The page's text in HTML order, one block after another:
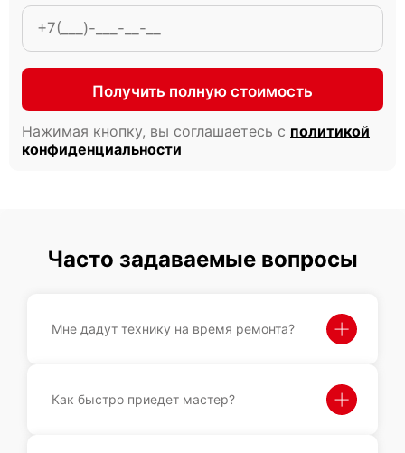
Получить полную стоимость
Нажимая кнопку, вы соглашаетесь с политикой
конфиденциальности
Часто задаваемые вопросы
Мне дадут технику на время ремонта?
Как быстро приедет мастер?